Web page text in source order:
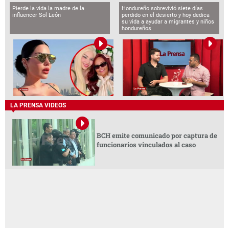
Pierde la vida la madre de la
influencer Sol León
Hondureño sobrevivió siete días
perdido en el desierto y hoy dedica
su vida a ayudar a migrantes y niños
hondureños
LA PRENSA VIDEOS
BCH emite comunicado por captura de
funcionarios vinculados al caso